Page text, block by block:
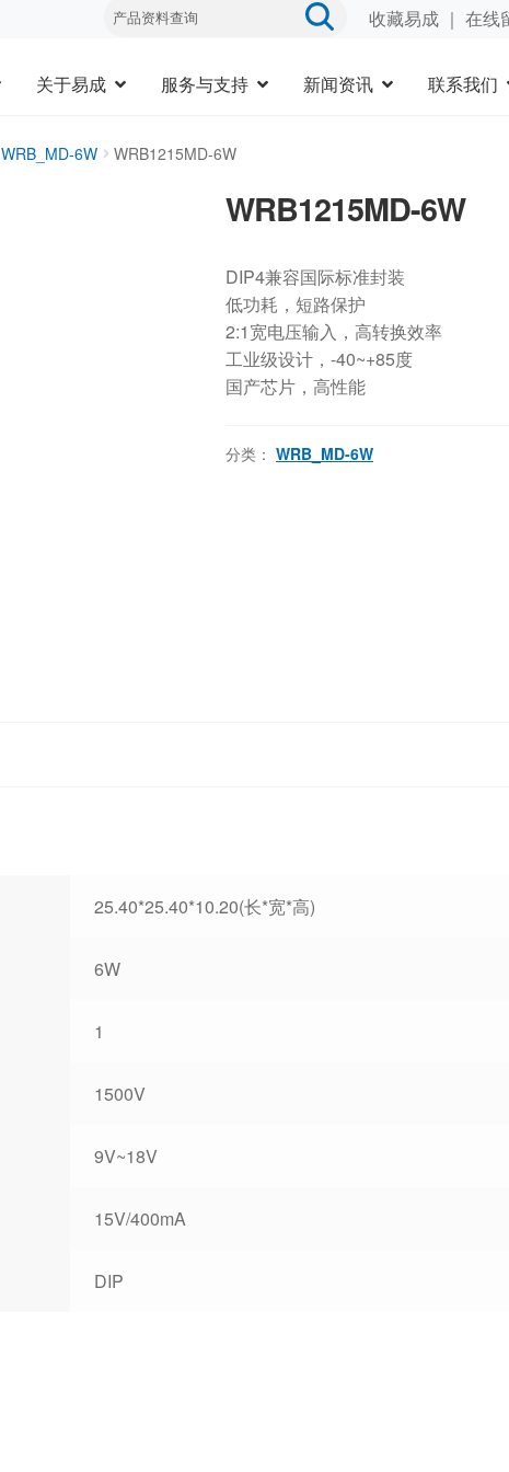
收藏易成｜ 在线
关于易成 服务与支持 新闻资讯 联系我们
WRB_MD-6W WRB1215MD-6W
WRB1215MD-6W
DIP4兼容国际标准封装
低功耗，短路保护
2:1宽电压输入，高转换效率
工业级设计，-40~+85度
国产芯片，高性能
分类： WRB_MD-6W
25.40*25.40*10.20(长*宽*高)
6W
1
1500V
9V~18V
15V/400mA
DIP